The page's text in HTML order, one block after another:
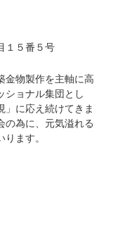
１５番５号
金物製作を主軸に高
ショナル集団とし
」に応え続けてきま
の為に、元気溢れる
ます。